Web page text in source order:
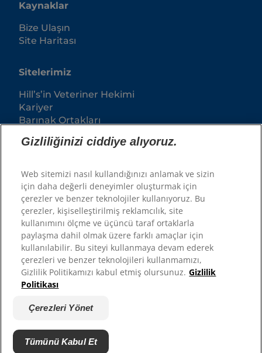
Kaynaklar
Bize Ulaşın
Site Haritası
Sitelerimiz
Hill’s’in Veteriner Hekimi
Kariyer
Barınak Ortakları
© 2025 Hill's Pet Nutrition, Inc.
Tüm hakları saklıdır.
Burada kullanıldığı şekliyle, tescilli ticari marka
durumu yalnızca ABD için geçerlidir; diğer
Yasal & Gizlilik Politikası
Gizliliğinizi ciddiye alıyoruz.
Web sitemizi nasıl kullandığınızı anlamak ve sizin
için daha değerli deneyimler oluşturmak için
çerezler ve benzer teknolojiler kullanıyoruz. Bu
çerezler, kişiselleştirilmiş reklamcılık, site
kullanımını ölçme ve üçüncü taraf ortaklarla
paylaşma dahil olmak üzere farklı amaçlar için
kullanılabilir. Bu siteyi kullanmaya devam ederek
çerezleri ve benzer teknolojileri kullanmamızı,
Gizlilik Politikamızı kabul etmiş olursunuz. Gizlilik
Politikası
Çerezleri Yönet
Tümünü Kabul Et